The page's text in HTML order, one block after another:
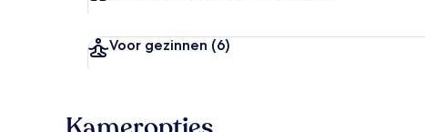
Voor gezinnen (6)